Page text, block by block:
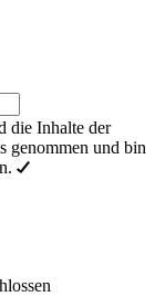
die Inhalte der
genommen und bin